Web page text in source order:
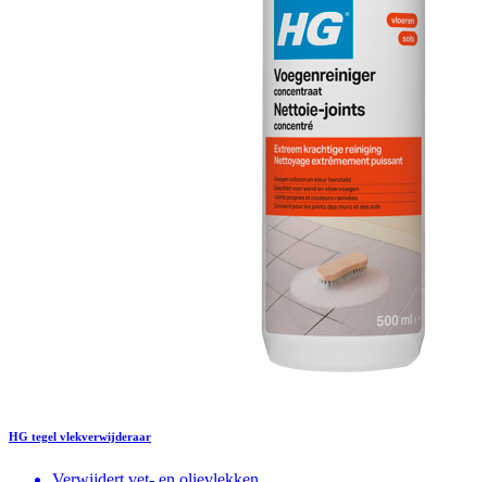
HG tegel vlekverwijderaar